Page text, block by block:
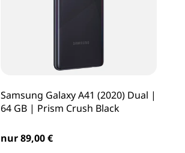
Samsung Galaxy A41 (2020) Dual |
64 GB | Prism Crush Black
nur 89,00 €